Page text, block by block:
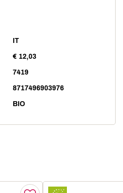
IT
€ 12,03
7419
8717496903976
BIO